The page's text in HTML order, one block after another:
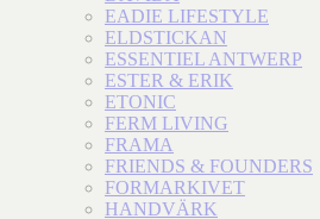
EADIE LIFESTYLE
ELDSTICKAN
ESSENTIEL ANTWERP
ESTER & ERIK
ETONIC
FERM LIVING
FRAMA
FRIENDS & FOUNDERS
FORMARKIVET
HANDVÄRK